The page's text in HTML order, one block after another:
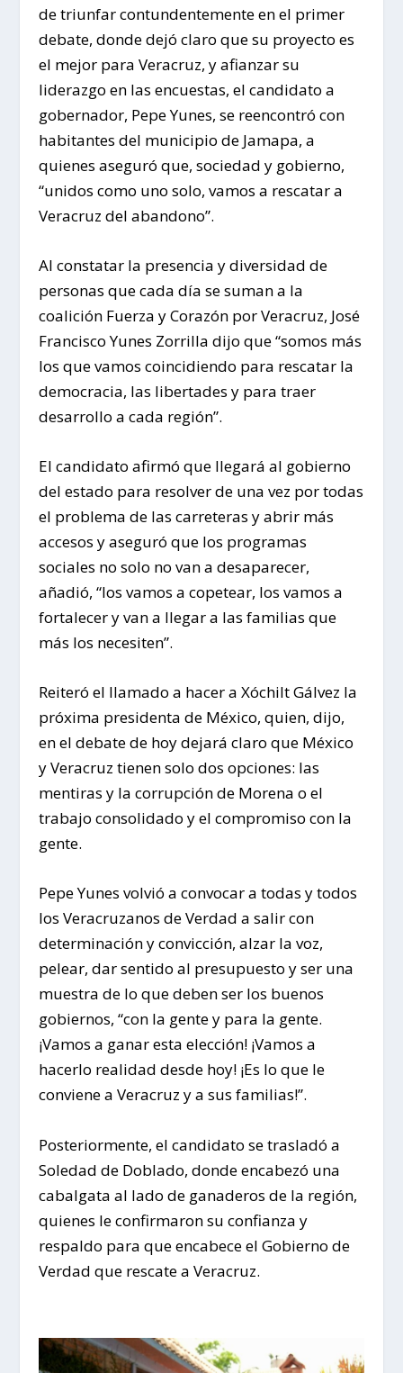
de triunfar contundentemente en el primer
debate, donde dejó claro que su proyecto es
el mejor para Veracruz, y afianzar su
liderazgo en las encuestas, el candidato a
gobernador, Pepe Yunes, se reencontró con
habitantes del municipio de Jamapa, a
quienes aseguró que, sociedad y gobierno,
“unidos como uno solo, vamos a rescatar a
Veracruz del abandono”.
Al constatar la presencia y diversidad de
personas que cada día se suman a la
coalición Fuerza y Corazón por Veracruz, José
Francisco Yunes Zorrilla dijo que “somos más
los que vamos coincidiendo para rescatar la
democracia, las libertades y para traer
desarrollo a cada región”.
El candidato afirmó que llegará al gobierno
del estado para resolver de una vez por todas
el problema de las carreteras y abrir más
accesos y aseguró que los programas
sociales no solo no van a desaparecer,
añadió, “los vamos a copetear, los vamos a
fortalecer y van a llegar a las familias que
más los necesiten”.
Reiteró el llamado a hacer a Xóchilt Gálvez la
próxima presidenta de México, quien, dijo,
en el debate de hoy dejará claro que México
y Veracruz tienen solo dos opciones: las
mentiras y la corrupción de Morena o el
trabajo consolidado y el compromiso con la
gente.
Pepe Yunes volvió a convocar a todas y todos
los Veracruzanos de Verdad a salir con
determinación y convicción, alzar la voz,
pelear, dar sentido al presupuesto y ser una
muestra de lo que deben ser los buenos
gobiernos, “con la gente y para la gente.
¡Vamos a ganar esta elección! ¡Vamos a
hacerlo realidad desde hoy! ¡Es lo que le
conviene a Veracruz y a sus familias!”.
Posteriormente, el candidato se trasladó a
Soledad de Doblado, donde encabezó una
cabalgata al lado de ganaderos de la región,
quienes le confirmaron su confianza y
respaldo para que encabece el Gobierno de
Verdad que rescate a Veracruz.